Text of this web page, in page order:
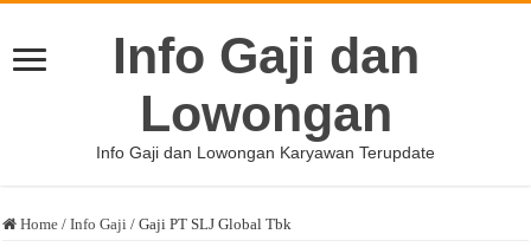
Info Gaji dan
Lowongan
Info Gaji dan Lowongan Karyawan Terupdate
Home / Info Gaji / Gaji PT SLJ Global Tbk